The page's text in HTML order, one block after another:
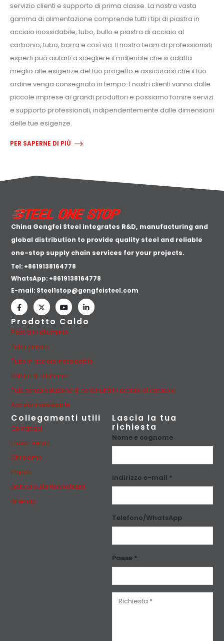
servizio clienti e supporto di prima classe. La nostra vasta
gamma di alimentazione comprende tutti i tipi di piastra in
acciaio inossidabile, tubo, bullo e piastra di acciaio al
carbonio, tubo, barra e così via. Il nostro team di professionisti
esperti può aiutarti a scegliere il materiale che si adatta
meglio alle esigenze del tuo progetto e assicurarsi che il tuo
ordine venga consegnato in tempo. I nostri clienti vanno dalle
piccole imprese ai grandi produttori e possiamo fornire servizi
e supporto professionali, indipendentemente dalle dimensioni
delle tue esigenze.
PER SAPERNE DI PIÙ
China Gengfei Steel integrates R&D, manufacturing and
global distribution to provide quality steel and reliable
one-stop supply chain services for your projects.
Tel: +8619138164778
WhatsApp: +8619138164778
E-mail: Steel1stop@gengfeisteel.com
Prodotto Caldo
Piastra in alluminio
Tubo zincato
Tubo in acciaio inossidabile
Bobina di alluminio
Tubi senza soluzione di continuità in acciaio al carbonio
Acciaio inossidabile
Collegamenti utili
Contattaci
I nostri servizi
Chi siamo
Prodotti
politica sulla riservatezza
Sitemap
Lascia la tua
richiesta
Nome e cognome
Indirizzo e-mail *
Telefono/WhatsApp
Paese *